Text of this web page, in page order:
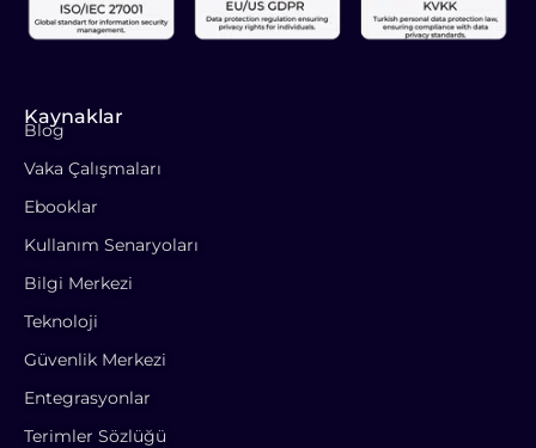
Kaynaklar
Blog
Vaka Çalışmaları
Ebooklar
Kullanım Senaryoları
Bilgi Merkezi
Teknoloji
Güvenlik Merkezi
Entegrasyonlar
Terimler Sözlüğü